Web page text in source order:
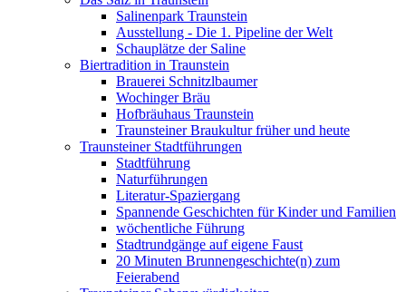
Salinenpark Traunstein
Ausstellung - Die 1. Pipeline der Welt
Schauplätze der Saline
Biertradition in Traunstein
Brauerei Schnitzlbaumer
Wochinger Bräu
Hofbräuhaus Traunstein
Traunsteiner Braukultur früher und heute
Traunsteiner Stadtführungen
Stadtführung
Naturführungen
Literatur-Spaziergang
Spannende Geschichten für Kinder und Familien
wöchentliche Führung
Stadtrundgänge auf eigene Faust
20 Minuten Brunnengeschichte(n) zum
Feierabend